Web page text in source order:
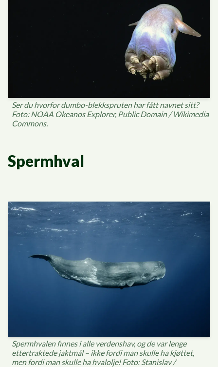
Ser du hvorfor dumbo-blekkspruten har fått navnet sitt?
Foto: NOAA Okeanos Explorer, Public Domain / Wikimedia
Commons.
Spermhval
Spermhvalen finnes i alle verdenshav, og de var lenge
ettertraktede jaktmål – ikke fordi man skulle ha kjøttet,
men fordi man skulle ha hvalolje! Foto: Stanislav /